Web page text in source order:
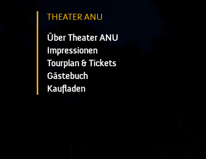
THEATER ANU
Über Theater ANU
Impressionen
Tourplan & Tickets
Gästebuch
Kaufladen